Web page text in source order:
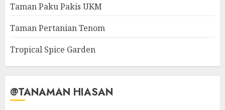
Taman Paku Pakis UKM
Taman Pertanian Tenom
Tropical Spice Garden
@TANAMAN HIASAN